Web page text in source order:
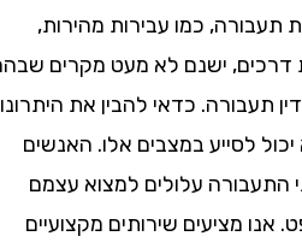
כמו עבירות מהירות,
ישנם לא מעט מקרים שבהם
כדאי להבין את היתרונות
במצבים אלו. האנשים
עלולים למצוא עצמם
שירותים מקצועיים